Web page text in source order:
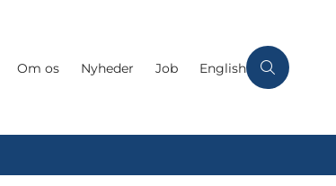
Om os Nyheder Job English